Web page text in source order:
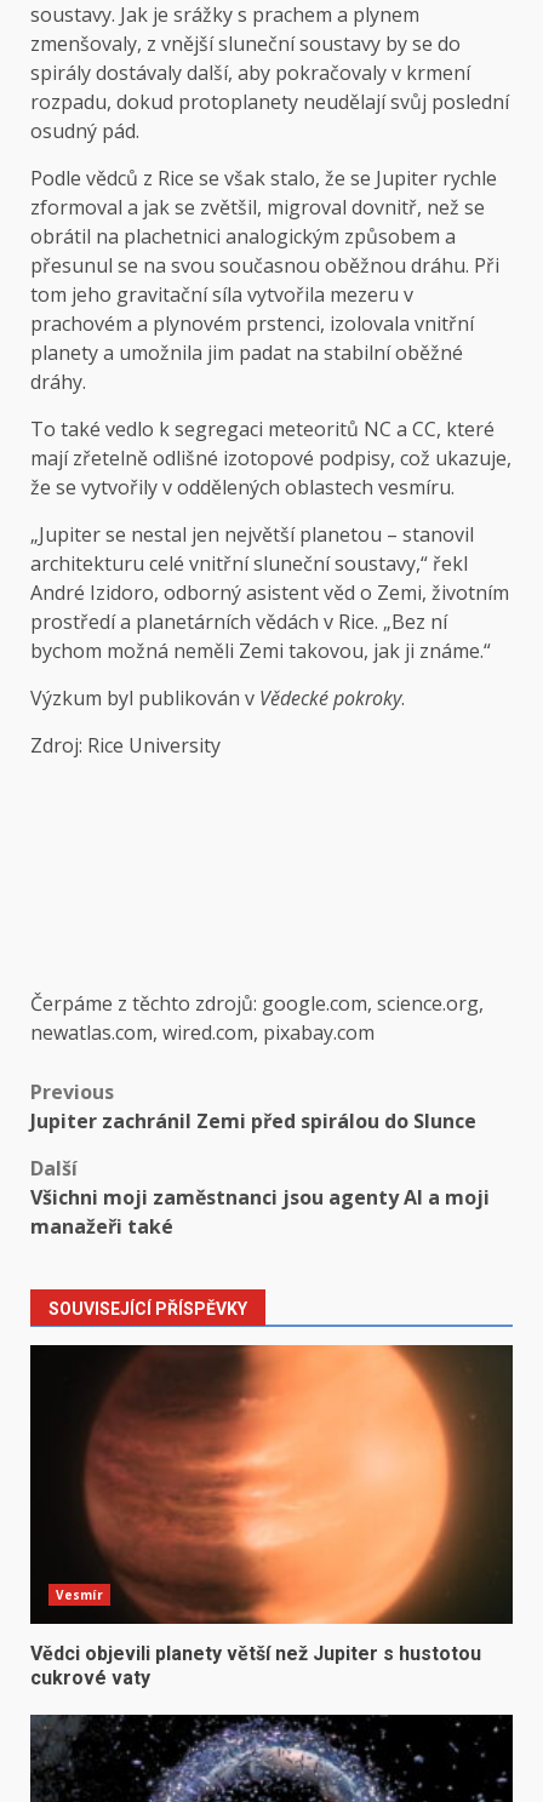
soustavy. Jak je srážky s prachem a plynem
zmenšovaly, z vnější sluneční soustavy by se do
spirály dostávaly další, aby pokračovaly v krmení
rozpadu, dokud protoplanety neudělají svůj poslední
osudný pád.
Podle vědců z Rice se však stalo, že se Jupiter rychle
zformoval a jak se zvětšil, migroval dovnitř, než se
obrátil na plachetnici analogickým způsobem a
přesunul se na svou současnou oběžnou dráhu. Při
tom jeho gravitační síla vytvořila mezeru v
prachovém a plynovém prstenci, izolovala vnitřní
planety a umožnila jim padat na stabilní oběžné
dráhy.
To také vedlo k segregaci meteoritů NC a CC, které
mají zřetelně odlišné izotopové podpisy, což ukazuje,
že se vytvořily v oddělených oblastech vesmíru.
„Jupiter se nestal jen největší planetou – stanovil
architekturu celé vnitřní sluneční soustavy,“ řekl
André Izidoro, odborný asistent věd o Zemi, životním
prostředí a planetárních vědách v Rice. „Bez ní
bychom možná neměli Zemi takovou, jak ji známe.“
Výzkum byl publikován v Vědecké pokroky.
Zdroj: Rice University
Čerpáme z těchto zdrojů: google.com, science.org,
newatlas.com, wired.com, pixabay.com
Post
navigation
Previous
Jupiter zachránil Zemi před spirálou do Slunce
Další
Všichni moji zaměstnanci jsou agenty AI a moji
manažeři také
SOUVISEJÍCÍ PŘÍSPĚVKY
Vesmír
Vědci objevili planety větší než Jupiter s hustotou
cukrové vaty